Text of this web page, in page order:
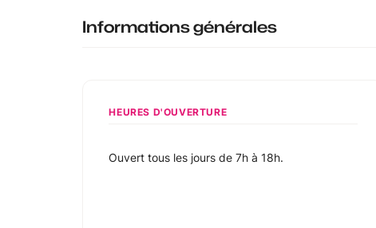
Informations générales
HEURES D'OUVERTURE
Ouvert tous les jours de 7h à 18h.